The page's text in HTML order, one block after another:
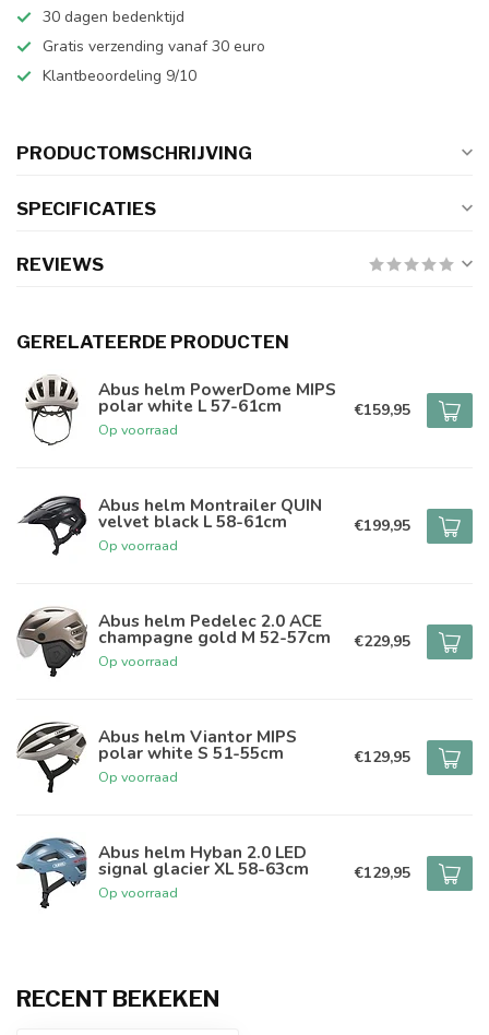
30 dagen bedenktijd
Gratis verzending vanaf 30 euro
Klantbeoordeling 9/10
PRODUCTOMSCHRIJVING
SPECIFICATIES
REVIEWS
GERELATEERDE PRODUCTEN
Abus helm PowerDome MIPS
polar white L 57-61cm
Op voorraad
€159,95
Abus helm Montrailer QUIN
velvet black L 58-61cm
Op voorraad
€199,95
Abus helm Pedelec 2.0 ACE
champagne gold M 52-57cm
Op voorraad
€229,95
Abus helm Viantor MIPS
polar white S 51-55cm
Op voorraad
€129,95
Abus helm Hyban 2.0 LED
signal glacier XL 58-63cm
Op voorraad
€129,95
RECENT BEKEKEN